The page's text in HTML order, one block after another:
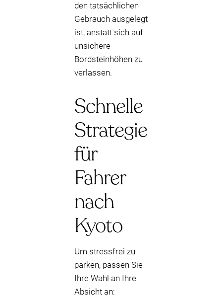
den tatsächlichen
Gebrauch ausgelegt
ist, anstatt sich auf
unsichere
Bordsteinhöhen zu
verlassen.
Schnelle
Strategie
für
Fahrer
nach
Kyoto
Um stressfrei zu
parken, passen Sie
Ihre Wahl an Ihre
Absicht an: